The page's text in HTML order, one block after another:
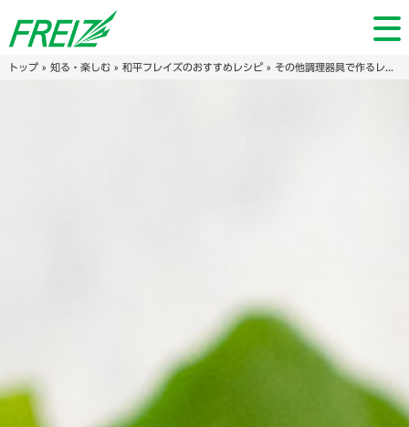
トップ» 知る・楽しむ» 和平フレイズのおすすめレシピ» その他調理器具で作るレシピ